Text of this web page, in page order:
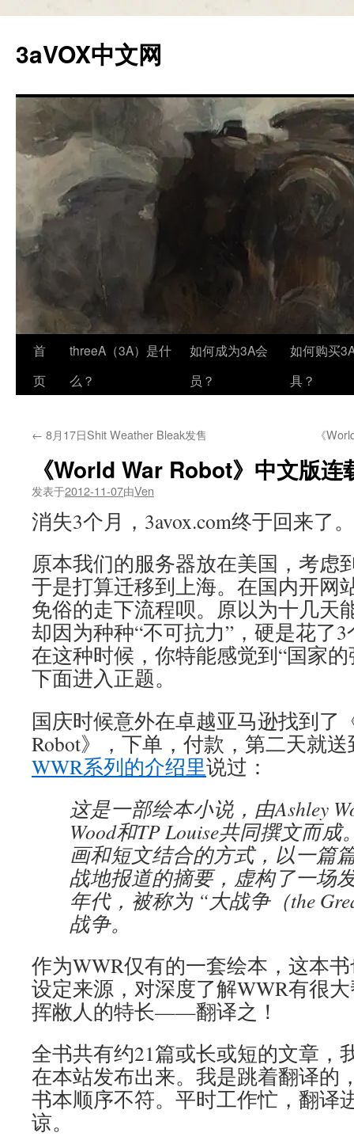
正
文
3aVOX中文网
首
页
threeA（3A）是什
么？
如何成为3A会
员？
如何购买
具？
← 8月17日Shit Weather Bleak发售 《
《World War Robot》中文版连
发表于2012-11-07由Ven
消失3个月，3avox.com终于回来了。
原本我们的服务器放在美国，考虑
于是打算迁移到上海。在国内开网
免俗的走下流程呗。原以为十几天
却因为种种“不可抗力”，硬是花了
在这种时候，你特能感觉到“国家
下面进入正题。
国庆时候意外在卓越亚马逊找到了
Robot》，下单，付款，第二天就
WWR系列的介绍里说过：
这是一部绘本小说，由Ashley
Wood和TP Louise共同撰文而
画和短文结合的方式，以一篇
战地报道的摘要，虚构了一场
年代，被称为 “大战争（the
战争。
作为WWR仅有的一套绘本，这本
设定来源，对深度了解WWR有很
挥敝人的特长——翻译之！
全书共有约21篇或长或短的文章，
在本站发布出来。我是跳着翻译的
书本顺序不符。平时工作忙，翻译
谅。